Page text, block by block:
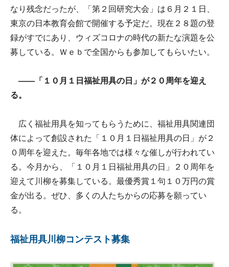
なり残念だったが、「第２回研究大会」は６月２１日、
東京の日本教育会館で開催する予定だ。現在２８題の登
録がすでにあり、ウィズコロナの時代の新たな演題を公
募している。Ｗｅｂで全国からも参加してもらいたい。
――「１０月１日福祉用具の日」が２０周年を迎え
る。
広く福祉用具を知ってもらうために、福祉用具関連団
体によって創設された「１０月１日福祉用具の日」が２
０周年を迎えた。毎年各地では様々な催しが行われてい
る。今月から、「１０月１日福祉用具の日」２０周年を
迎えて川柳を募集している。最優秀賞１句１０万円の賞
金が出る。ぜひ、多くの人たちからの応募を願ってい
る。
福祉用具川柳コンテスト募集